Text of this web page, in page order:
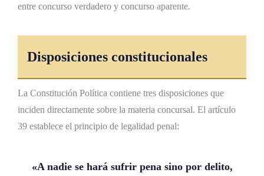
entre concurso verdadero y concurso aparente.
Disposiciones constitucionales
La Constitución Política contiene tres disposiciones que
inciden directamente sobre la materia concursal. El artículo
39 establece el principio de legalidad penal:
«A nadie se hará sufrir pena sino por delito,